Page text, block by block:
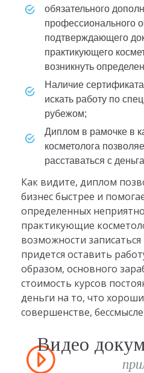
обязательного
профессионального
подтверждающего
практикующего
возникнуть
Наличие сертификата дает возможность
искать работу по
рубежом;
Диплом в рамочке в кабинете
косметолога
расставаться с
Как видите, диплом
бизнес быстрее и
определенных
практикующие
возможности записаться
придется оставить
образом, основного
стоимость курсов
деньги на то, что
совершенстве,
Видео